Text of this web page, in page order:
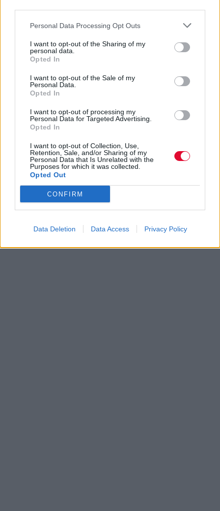
Personal Data Processing Opt Outs
I want to opt-out of the Sharing of my
personal data.
Opted In
I want to opt-out of the Sale of my
Personal Data.
Opted In
I want to opt-out of processing my
Personal Data for Targeted Advertising.
Opted In
I want to opt-out of Collection, Use,
Retention, Sale, and/or Sharing of my
Personal Data that Is Unrelated with the
Purposes for which it was collected.
Opted Out
CONFIRM
Data Deletion Data Access Privacy Policy